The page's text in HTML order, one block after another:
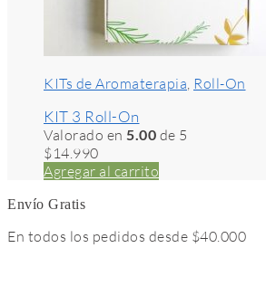
KITs de Aromaterapia, Roll-On
KIT 3 Roll-On
Valorado en 5.00 de 5
$14.990
Agregar al carrito
Envío Gratis
En todos los pedidos desde $40.000